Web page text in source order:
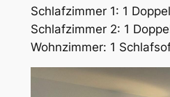
Schlafzimmer 1: 1
Schlafzimmer 2: 1
Wohnzimmer: 1